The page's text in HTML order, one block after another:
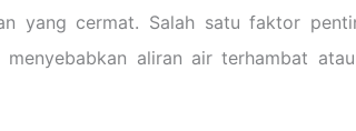
yang cermat. Salah satu faktor
aliran air terhambat